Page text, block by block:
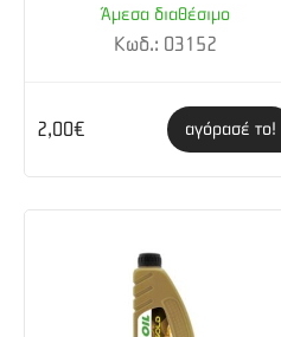
Εκκίνηση:
Κινητήρας
Άμεσα διαθέσιμο
Κωδ.: 03152
2,00€ αγόρασέ το!